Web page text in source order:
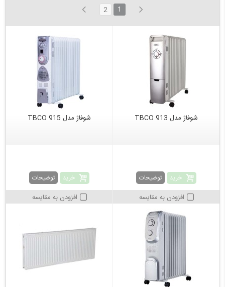
1
2
شوفاژ مدل 913 TBCO
خرید توضیحات
افزودن به مقایسه
شوفاژ مدل 915 TBCO
خرید توضیحات
افزودن به مقایسه